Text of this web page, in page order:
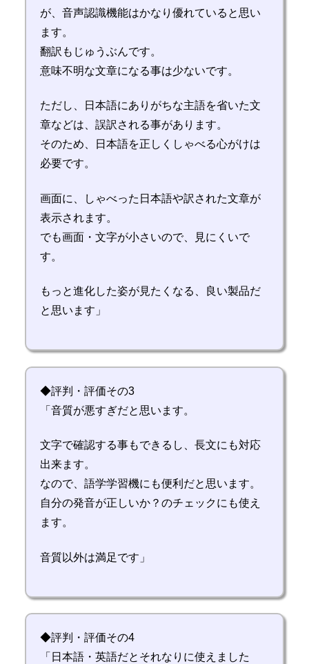
が、音声認識機能はかなり優れていると思い
ます。
翻訳もじゅうぶんです。
意味不明な文章になる事は少ないです。
ただし、日本語にありがちな主語を省いた文
章などは、誤訳される事があります。
そのため、日本語を正しくしゃべる心がけは
必要です。
画面に、しゃべった日本語や訳された文章が
表示されます。
でも画面・文字が小さいので、見にくいで
す。
もっと進化した姿が見たくなる、良い製品だ
と思います」
◆評判・評価その3
「音質が悪すぎだと思います。
文字で確認する事もできるし、長文にも対応
出来ます。
なので、語学学習機にも便利だと思います。
自分の発音が正しいか？のチェックにも使え
ます。
音質以外は満足です」
◆評判・評価その4
「日本語・英語だとそれなりに使えました